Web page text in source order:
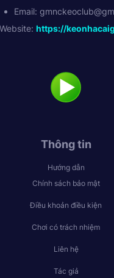
Email:
Website: https://
Thông tin
Hướng dẫn
Chính sách bảo mật
Điều khoản điều kiện
Chơi có trách nhiệm
Liên hệ
Tác giả